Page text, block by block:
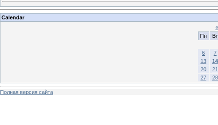
Calendar
«
Пн
Вт
6
7
13
14
20
21
27
28
Полная версия сайта